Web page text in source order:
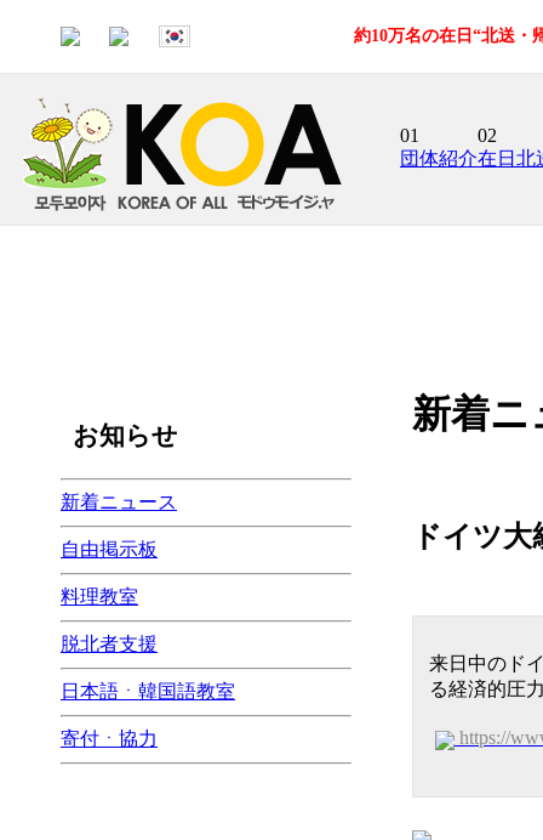
約10万名の在日“北送・
01
団体紹介
02
在日北
お知らせ
新着ニュース
自由掲示板
料理教室
脱北者支援
日本語ㆍ韓国語教室
寄付ㆍ協力
新着ニ
ドイツ
来日中のド
る経済的圧
https://